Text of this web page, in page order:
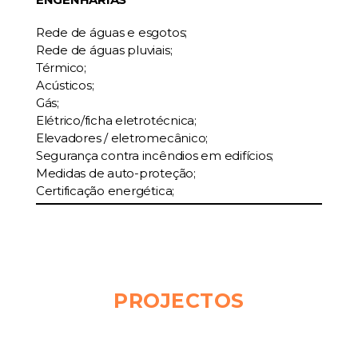
Rede de águas e esgotos;
Rede de águas pluviais;
Térmico;
Acústicos;
Gás;
Elétrico/ficha eletrotécnica;
Elevadores / eletromecânico;
Segurança contra incêndios em edifícios;
Medidas de auto-proteção;
Certificação energética;
PROJECTOS